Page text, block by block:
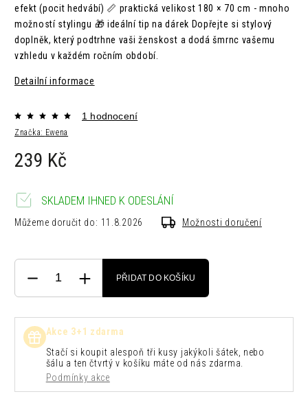
efekt (pocit hedvábí) 📏 praktická velikost 180 × 70 cm - mnoho
možností stylingu 🎁 ideální tip na dárek Dopřejte si stylový
doplněk, který podtrhne vaši ženskost a dodá šmrnc vašemu
vzhledu v každém ročním období.
Detailní informace
Značka: Ewena
1 hodnocení
239 Kč
SKLADEM IHNED K ODESLÁNÍ
Můžeme doručit do: 11.8.2026 Možnosti doručení
PŘIDAT DO KOŠÍKU
Akce 3+1 zdarma
Stačí si koupit alespoň tři kusy jakýkoli šátek, nebo
šálu a ten čtvrtý v košíku máte od nás zdarma.
Podmínky akce